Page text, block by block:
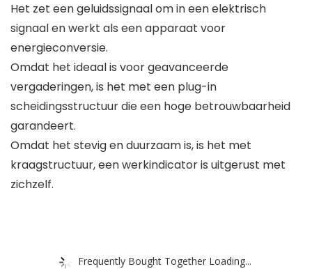
Het zet een geluidssignaal om in een elektrisch
signaal en werkt als een apparaat voor
energieconversie.
Omdat het ideaal is voor geavanceerde
vergaderingen, is het met een plug-in
scheidingsstructuur die een hoge betrouwbaarheid
garandeert.
Omdat het stevig en duurzaam is, is het met
kraagstructuur, een werkindicator is uitgerust met
zichzelf.
Frequently Bought Together Loading...